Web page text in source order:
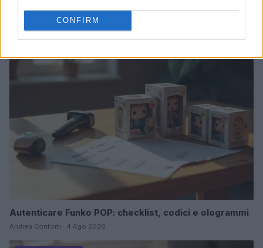
CONFIRM
tecnici solidi
Andrea Conforti · 6 Ago 2026
Autenticare Funko POP: checklist, codici e ologrammi
Andrea Conforti · 4 Ago 2026